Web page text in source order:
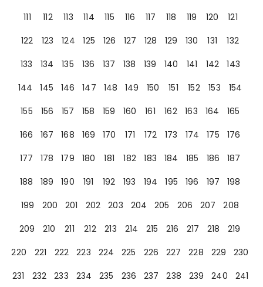
111
112 113 114 115 116 117 118 119 120
121
122
123 124 125 126 127 128 129 130 131
132
133
134 135 136 137 138 139 140 141 142
143
144
145 146 147 148 149 150 151 152 153
154
155
156 157 158 159 160 161 162 163 164
165
166
167 168 169 170 171 172 173 174 175
176
177
178 179 180 181 182 183 184 185 186
187
188
189 190 191 192 193 194 195 196 197
198
199
200 201 202 203 204 205 206 207
208
209
210 211 212 213 214 215 216 217 218
219
220
221 222 223 224 225 226 227 228 229
230
231
232 233 234 235 236 237 238 239 240
241